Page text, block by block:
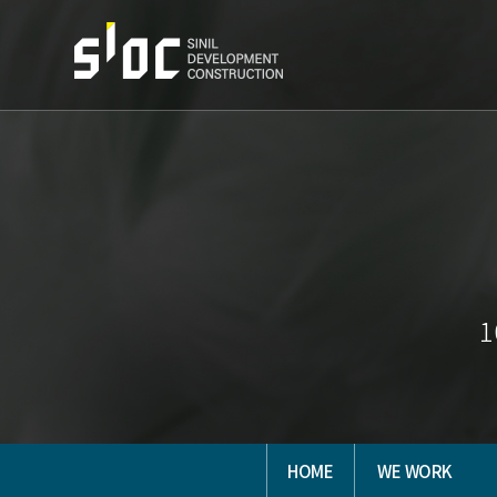
HOME WE WORK